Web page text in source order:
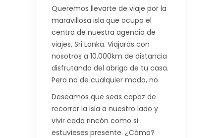
Queremos llevarte de viaje por la
maravillosa isla que ocupa el
centro de nuestra agencia de
viajes, Sri Lanka. Viajarás con
nosotros a 10.000km de distancia
disfrutando del abrigo de tu casa.
Pero no de cualquier modo, no.
Deseamos que seas capaz de
recorrer la isla a nuestro lado y
vivir cada rincón como si
estuvieses presente. ¿Cómo?